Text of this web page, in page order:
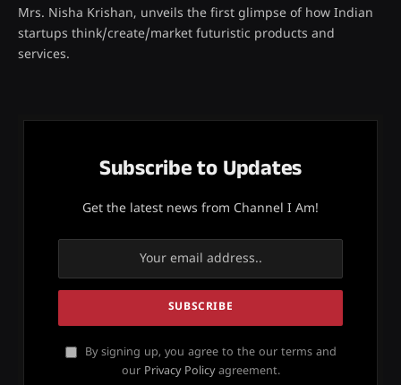
Mrs. Nisha Krishan, unveils the first glimpse of how Indian
startups think/create/market futuristic products and
services.
Subscribe to Updates
Get the latest news from Channel I Am!
By signing up, you agree to the our terms and
our Privacy Policyagreement.